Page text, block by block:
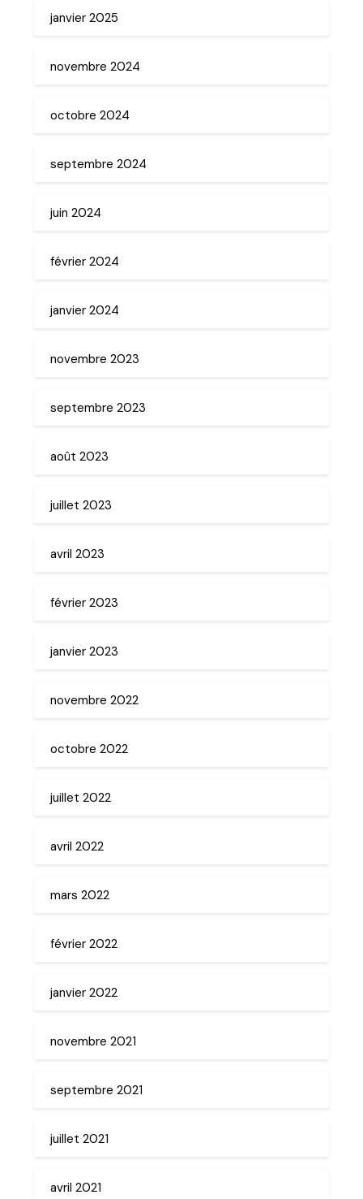
janvier 2025
novembre 2024
octobre 2024
septembre 2024
juin 2024
février 2024
janvier 2024
novembre 2023
septembre 2023
août 2023
juillet 2023
avril 2023
février 2023
janvier 2023
novembre 2022
octobre 2022
juillet 2022
avril 2022
mars 2022
février 2022
janvier 2022
novembre 2021
septembre 2021
juillet 2021
avril 2021